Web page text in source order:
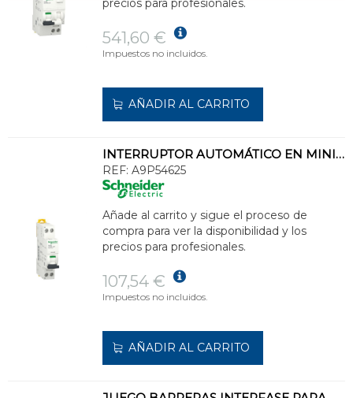
precios para profesionales.
541,60 €
Impuestos no incluidos.
AÑADIR AL CARRITO
INTERRUPTOR AUTOMÁTICO EN MINIATURA ACTI 9 IC40N 1PN C 25A 6000A/10kA
REF: A9P54625
Añade al carrito y sigue el proceso de
compra para ver la disponibilidad y los
precios para profesionales.
107,54 €
Impuestos no incluidos.
AÑADIR AL CARRITO